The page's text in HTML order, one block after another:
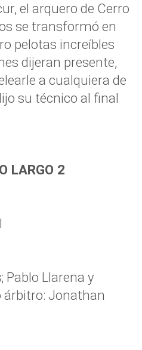
el arquero de Cerro
se transformó en
pelotas increíbles
dijeran presente,
a cualquiera de
su técnico al final
LARGO 2
Pablo Llarena y
árbitro: Jonathan